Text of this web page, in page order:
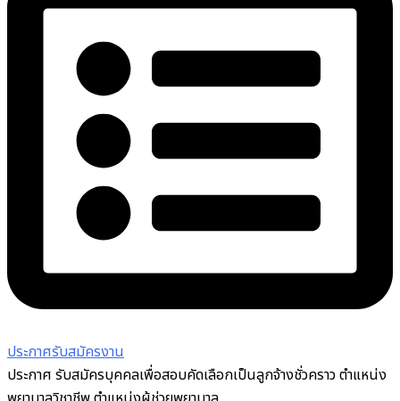
ประกาศรับสมัครงาน
ประกาศ รับสมัครบุคคลเพื่อสอบคัดเลือกเป็นลูกจ้างชั่วคราว ตำแหน่ง